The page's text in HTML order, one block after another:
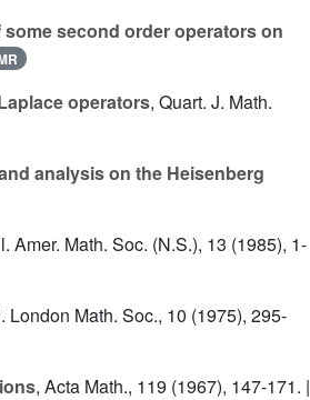
second order operators on
operators, Quart. J. Math.
analysis on the Heisenberg
Amer. Math. Soc. (N.S.), 13 (1985), 1-
London Math. Soc., 10 (1975), 295-
, Acta Math., 119 (1967), 147-171. |